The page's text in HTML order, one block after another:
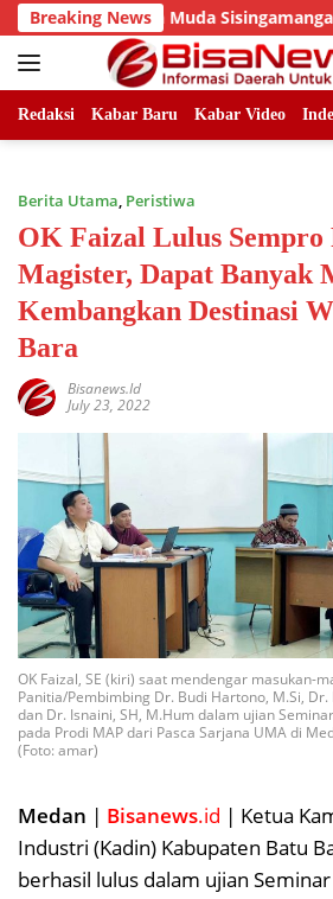
Skip
to
content
Breaking News
Muda Sisingamangaraja XII
Redaksi Kabar Baru Kabar Video
Berita Utama, Peristiwa
OK Faizal Lulus Sempro
Magister, Dapat Banyak
Kembangkan Destinasi
Bara
Bisanews.id
July 23, 2022
OK Faizal, SE (kiri) saat mendengar masukan-
Panitia/Pembimbing Dr. Budi Hartono, M.Si, Dr.
dan Dr. Isnaini, SH, M.Hum dalam ujian
pada Prodi MAP dari Pasca Sarjana UMA di
(Foto: amar)
Medan | Bisanews.id | Ketua
Industri (Kadin) Kabupaten Batu
berhasil lulus dalam ujian